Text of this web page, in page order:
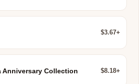
$3.67+
Anniversary Collection $8.18+